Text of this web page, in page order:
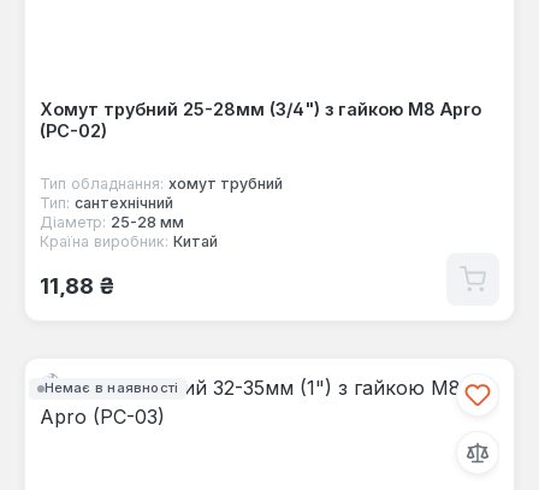
Хомут трубний 25-28мм (3/4") з гайкою М8 Apro
(PC-02)
Тип обладнання: хомут трубний
Тип: сантехнічний
Діаметр: 25-28 мм
Країна виробник: Китай
Звичайна ціна:
11,88 ₴
Немає в наявності